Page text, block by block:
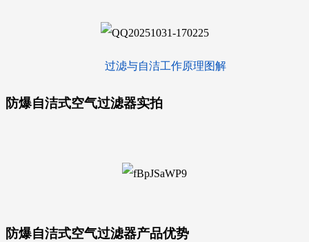
过滤与自洁工作原理图解
防爆自洁式空气过滤器实拍
防爆自洁式空气过滤器产品优势